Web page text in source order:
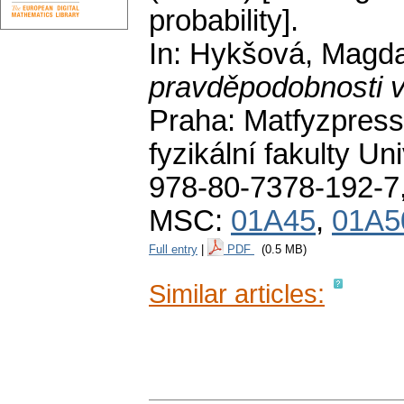
probability].
In: Hykšová,
pravděpodobnosti
Praha:
fyzikální fakulty
978-80-7378-192-
MSC: 01A45,
Full entry PDF (0.5 MB)
Similar articles: